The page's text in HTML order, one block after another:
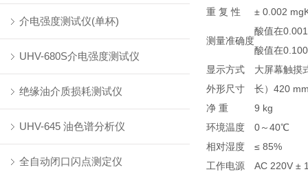
介电强度测试仪(单杯)
UHV-680S介电强度测试仪
绝缘油介质损耗测试仪
UHV-645 油色谱分析仪
全自动闭口闪点测定仪
重 复 性
± 0.002
测量准确度
酸值在
酸值在
显示方式
大屏幕触摸
外形尺寸
长）420
净 重
9 kg
环境温度
0～40℃
相对湿度
≤ 85%
工作电源
AC 220V ±